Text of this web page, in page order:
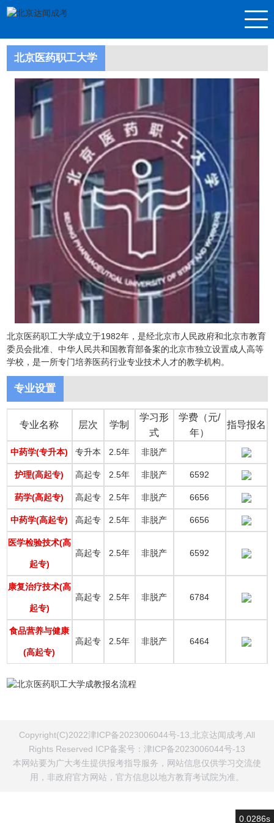
北京医药职工大学
北京医药职工大学成立于1982年，是经北京市人民政府和北京市教育
委员会批准、中华人民共和国教育部备案的北京市独立设置成人高等
学校，是一所专门培养医药行业专业技术人才的教学机构。
专业设置
专业名称 层次 学制
学习形
式
学费（元/
年）
指导报名
中药学(专升本) 专升本 2.5年 非脱产
护理(高起专) 高起专 2.5年 非脱产 6592
药学(高起专) 高起专 2.5年 非脱产 6656
中药学(高起专) 高起专 2.5年 非脱产 6656
医学检验技术(高
起专)
高起专 2.5年 非脱产 6592
康复治疗技术(高
起专)
高起专 2.5年 非脱产 6784
食品营养与健康
(高起专)
高起专 2.5年 非脱产 6464
Copyright(C)2022津ICP备2023006044号-13,北京达闻成考,All
Rights Reserved ICP备案号： 津ICP备2023006044号-13
本网站要为广大考生提供报考指导服务，网站信息仅供学习交流使
用，非政府官方网站，官方信息以地方教育考试院为准。
0.0286s